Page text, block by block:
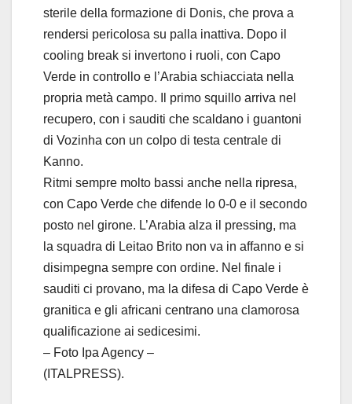
sterile della formazione di Donis, che prova a
rendersi pericolosa su palla inattiva. Dopo il
cooling break si invertono i ruoli, con Capo
Verde in controllo e l’Arabia schiacciata nella
propria metà campo. Il primo squillo arriva nel
recupero, con i sauditi che scaldano i guantoni
di Vozinha con un colpo di testa centrale di
Kanno.
Ritmi sempre molto bassi anche nella ripresa,
con Capo Verde che difende lo 0-0 e il secondo
posto nel girone. L’Arabia alza il pressing, ma
la squadra di Leitao Brito non va in affanno e si
disimpegna sempre con ordine. Nel finale i
sauditi ci provano, ma la difesa di Capo Verde è
granitica e gli africani centrano una clamorosa
qualificazione ai sedicesimi.
– Foto Ipa Agency –
(ITALPRESS).